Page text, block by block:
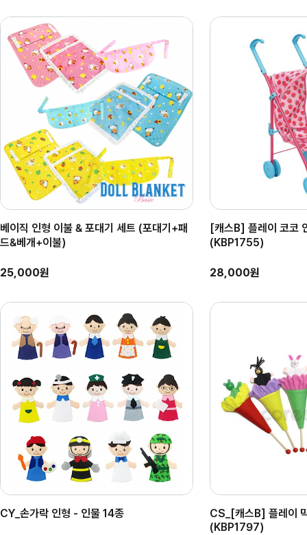
베이직 인형 이불 & 포대기 세트 (포대기+패
드&베개+이불)
25,000원
[캐스B] 플레이 코코
(KBP1755)
28,000원
CY_손가락 인형 - 인물 14종
CS_[캐스B] 플레이
(KBP1797)